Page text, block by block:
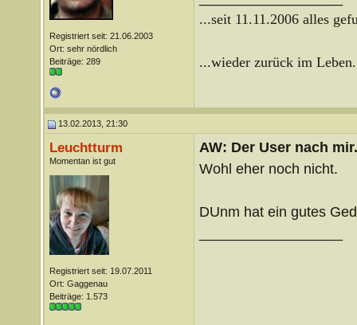
Registriert seit: 21.06.2003
Ort: sehr nördlich
Beiträge: 289
...seit 11.11.2006 alles
...wieder zurück im
13.02.2013, 21:30
Leuchtturm
Momentan ist gut
Registriert seit: 19.07.2011
Ort: Gaggenau
Beiträge: 1.573
AW: Der User nach
Wohl eher noch nicht.
DUnm hat ein gutes